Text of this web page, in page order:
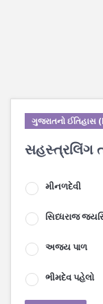
ગુજરાતનો
સહસ્ત્રલિંગ
મીનળદેવી
સિધ્ધરાજ
અજય પાળ
ભીમદેવ પહેલો